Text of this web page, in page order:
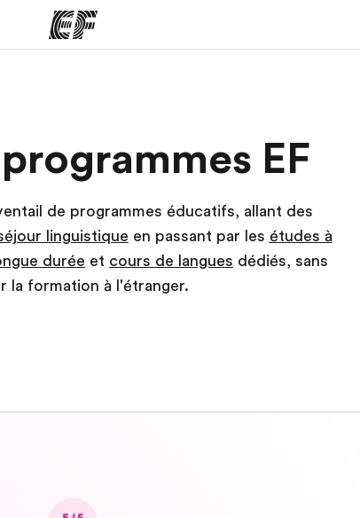
Trouver un bureau Qui sommes-nous ?
EF
de programmes éducatifs, allant des
linguistique en passant par les études à
durée et cours de langues dédiés, sans
la formation à l'étranger.